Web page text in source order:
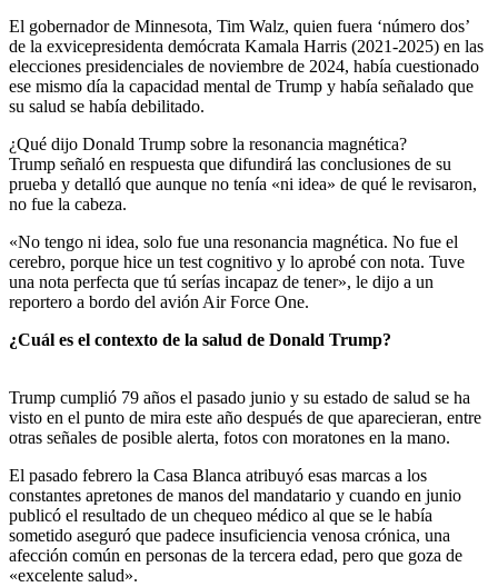
El gobernador de Minnesota, Tim Walz, quien fuera ‘número dos’
de la exvicepresidenta demócrata Kamala Harris (2021-2025) en las
elecciones presidenciales de noviembre de 2024, había cuestionado
ese mismo día la capacidad mental de Trump y había señalado que
su salud se había debilitado.
¿Qué dijo Donald Trump sobre la resonancia magnética?
Trump señaló en respuesta que difundirá las conclusiones de su
prueba y detalló que aunque no tenía «ni idea» de qué le revisaron,
no fue la cabeza.
«No tengo ni idea, solo fue una resonancia magnética. No fue el
cerebro, porque hice un test cognitivo y lo aprobé con nota. Tuve
una nota perfecta que tú serías incapaz de tener», le dijo a un
reportero a bordo del avión Air Force One.
¿Cuál es el contexto de la salud de Donald Trump?
Trump cumplió 79 años el pasado junio y su estado de salud se ha
visto en el punto de mira este año después de que aparecieran, entre
otras señales de posible alerta, fotos con moratones en la mano.
El pasado febrero la Casa Blanca atribuyó esas marcas a los
constantes apretones de manos del mandatario y cuando en junio
publicó el resultado de un chequeo médico al que se le había
sometido aseguró que padece insuficiencia venosa crónica, una
afección común en personas de la tercera edad, pero que goza de
«excelente salud».